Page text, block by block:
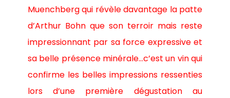
Muenchberg qui révèle davantage la patte
d’Arthur Bohn que son terroir mais reste
impressionnant par sa force expressive et
sa belle présence minérale…c’est un vin qui
confirme les belles impressions ressenties
lors d’une première dégustation au